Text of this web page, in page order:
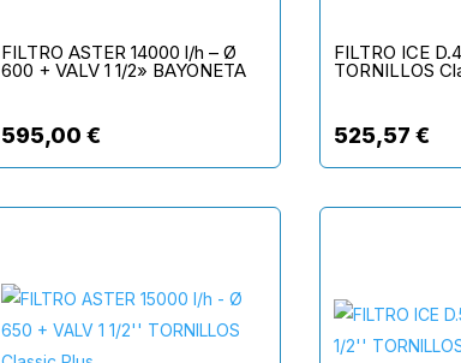
FILTRO ASTER 14000 l/h – Ø
600 + VALV 1 1/2» BAYONETA
595,00 €
FILTRO ICE
TORNILLOS
525,57 €